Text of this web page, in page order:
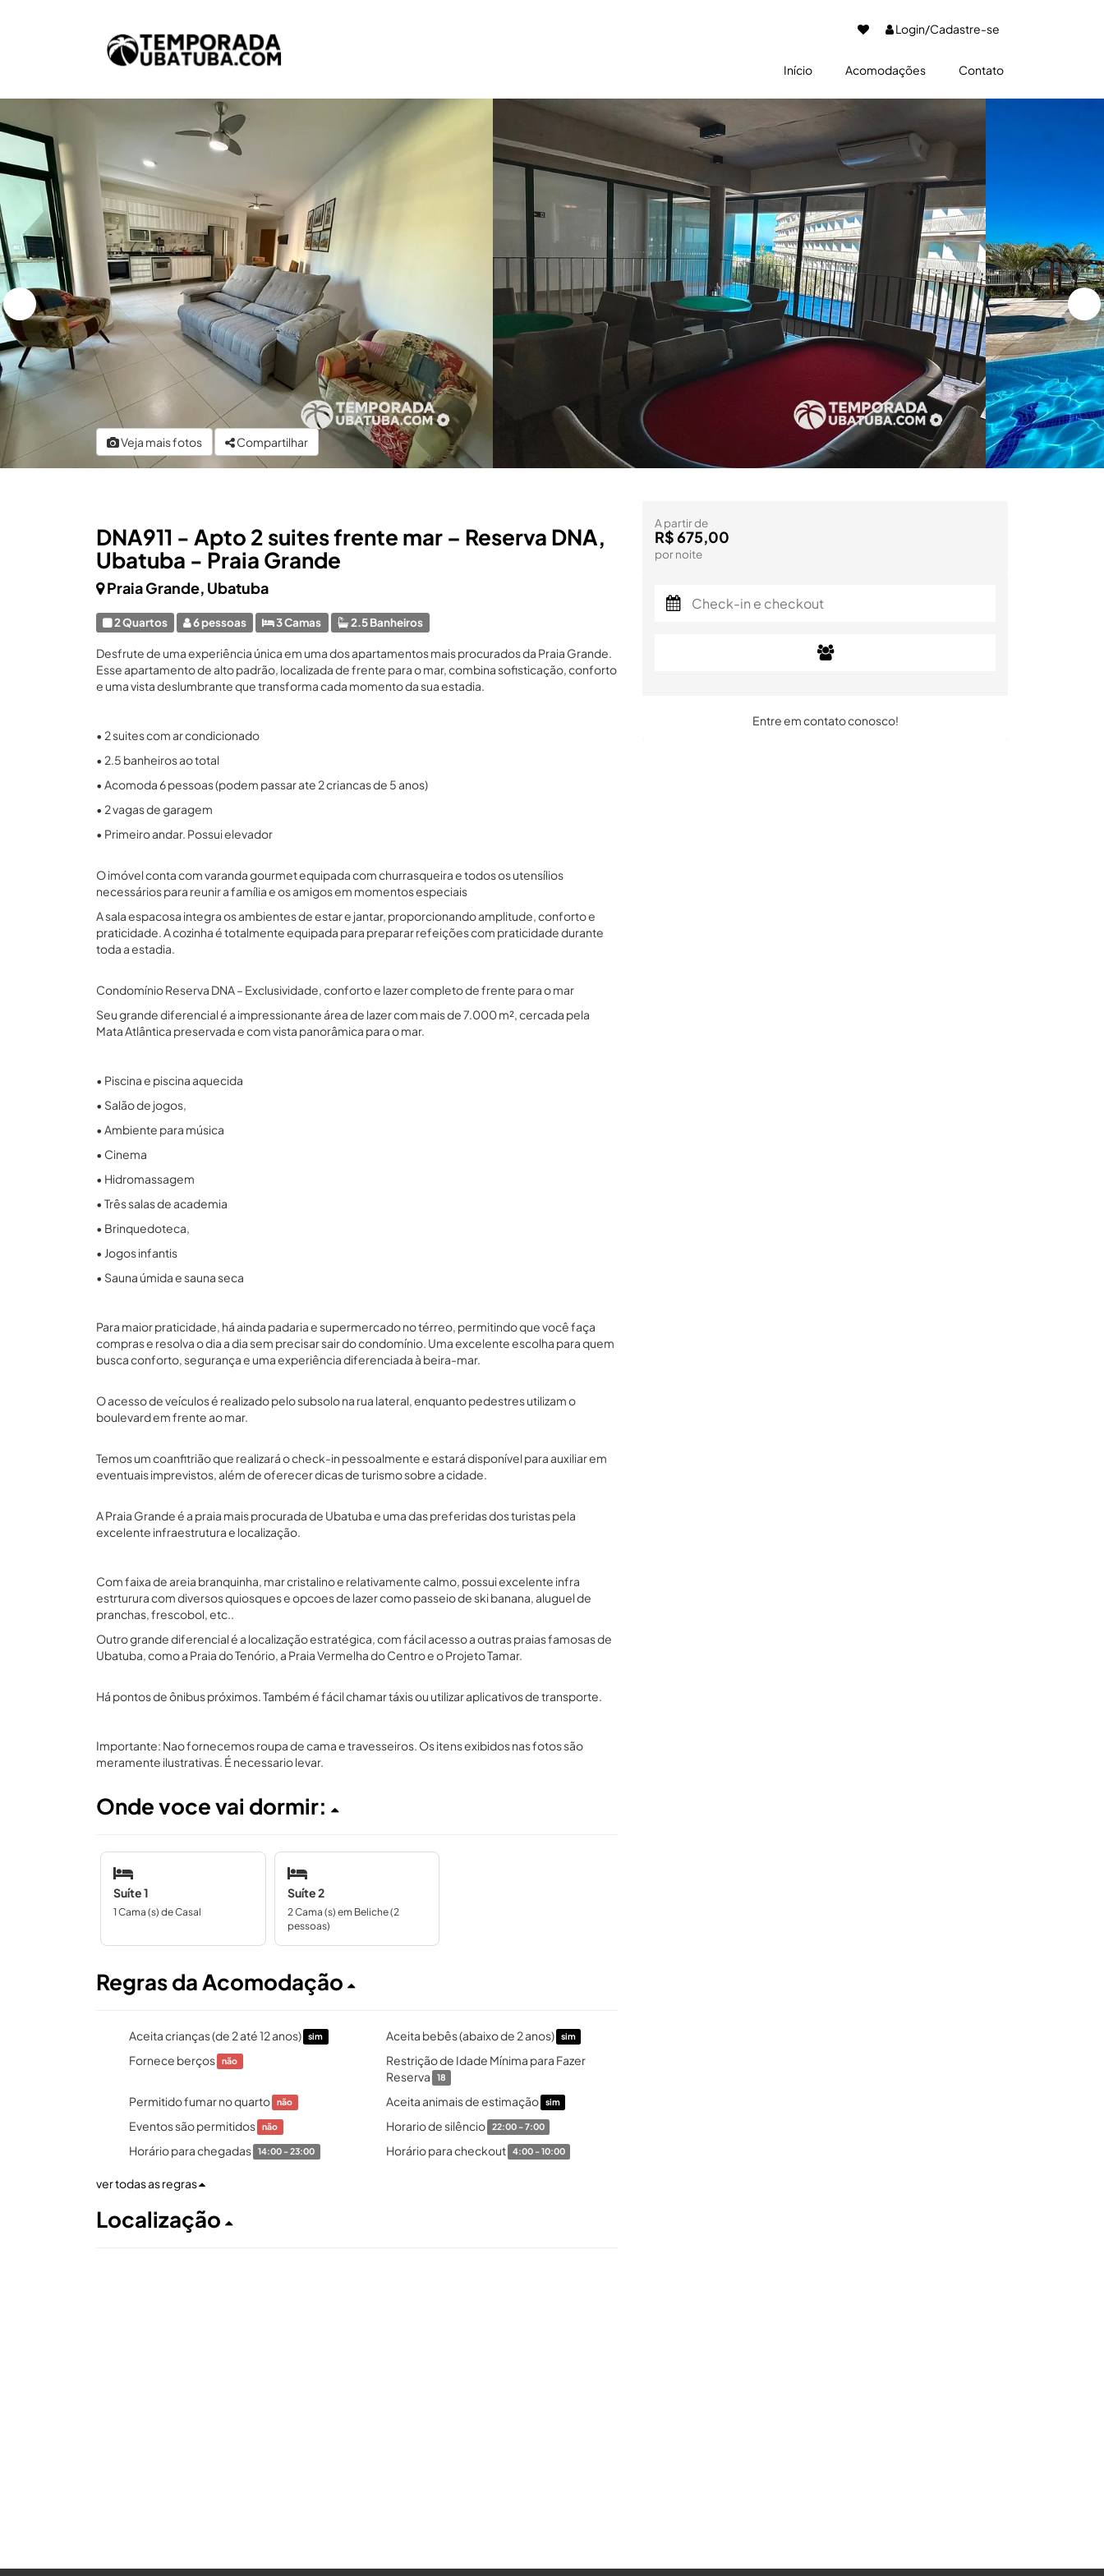
Login/Cadastre-se
Início Acomodações Contato
Veja mais fotos Compartilhar
DNA911 - Apto 2 suites frente mar – Reserva DNA,
Ubatuba - Praia Grande
Praia Grande, Ubatuba
2 Quartos 6 pessoas 3 Camas 2.5 Banheiros
Desfrute de uma experiência única em uma dos apartamentos mais procurados da Praia Grande.
Esse apartamento de alto padrão, localizada de frente para o mar, combina sofisticação, conforto
e uma vista deslumbrante que transforma cada momento da sua estadia.
• 2 suites com ar condicionado
• 2.5 banheiros ao total
• Acomoda 6 pessoas (podem passar ate 2 criancas de 5 anos)
• 2 vagas de garagem
• Primeiro andar. Possui elevador
O imóvel conta com varanda gourmet equipada com churrasqueira e todos os utensílios
necessários para reunir a família e os amigos em momentos especiais
A sala espacosa integra os ambientes de estar e jantar, proporcionando amplitude, conforto e
praticidade. A cozinha é totalmente equipada para preparar refeições com praticidade durante
toda a estadia.
Condomínio Reserva DNA – Exclusividade, conforto e lazer completo de frente para o mar
Seu grande diferencial é a impressionante área de lazer com mais de 7.000 m², cercada pela
Mata Atlântica preservada e com vista panorâmica para o mar.
• Piscina e piscina aquecida
• Salão de jogos,
• Ambiente para música
• Cinema
• Hidromassagem
• Três salas de academia
• Brinquedoteca,
• Jogos infantis
• Sauna úmida e sauna seca
Para maior praticidade, há ainda padaria e supermercado no térreo, permitindo que você faça
compras e resolva o dia a dia sem precisar sair do condomínio. Uma excelente escolha para quem
busca conforto, segurança e uma experiência diferenciada à beira-mar.
O acesso de veículos é realizado pelo subsolo na rua lateral, enquanto pedestres utilizam o
boulevard em frente ao mar.
Temos um coanfitrião que realizará o check-in pessoalmente e estará disponível para auxiliar em
eventuais imprevistos, além de oferecer dicas de turismo sobre a cidade.
A Praia Grande é a praia mais procurada de Ubatuba e uma das preferidas dos turistas pela
excelente infraestrutura e localização.
Com faixa de areia branquinha, mar cristalino e relativamente calmo, possui excelente infra
estrturura com diversos quiosques e opcoes de lazer como passeio de ski banana, aluguel de
pranchas, frescobol, etc..
Outro grande diferencial é a localização estratégica, com fácil acesso a outras praias famosas de
Ubatuba, como a Praia do Tenório, a Praia Vermelha do Centro e o Projeto Tamar.
Há pontos de ônibus próximos. Também é fácil chamar táxis ou utilizar aplicativos de transporte.
Importante: Nao fornecemos roupa de cama e travesseiros. Os itens exibidos nas fotos são
meramente ilustrativas. É necessario levar.
Onde voce vai dormir:
Suíte 1
1 Cama (s) de Casal
Suíte 2
2 Cama (s) em Beliche (2
pessoas)
Regras da Acomodação
Aceita crianças (de 2 até 12 anos) sim Aceita bebês (abaixo de 2 anos) sim
Fornece berços não
Restrição de Idade Mínima para Fazer
Reserva
18
Permitido fumar no quarto não Aceita animais de estimação sim
Eventos são permitidos não Horario de silêncio 22:00 - 7:00
Horário para chegadas 14:00 - 23:00 Horário para checkout 4:00 - 10:00
ver todas as regras
Localização
A partir de
R$ 675,00
por noite
Entre em contato conosco!